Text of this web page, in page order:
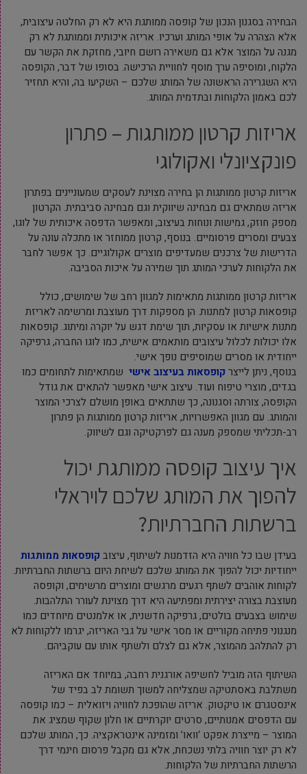
הבחירה בסגנון הנכון של קופסה ממותגת היא לא רק החלטה עיצובית,
אלא הצהרה על אופי המותג וערכיו. אריזה איכותית וממותגת לא רק
מגנה על המוצר אלא גם משאירה רושם חיובי, מחזקת את הקשר עם
הלקוח, ומוסיפה ערך מוסף לחוויית הרכישה. בסופו של דבר, הקופסה
היא השגרירה הראשונה של המותג שלכם – השקיעו בה, והיא תחזיר
לכם באמון הלקוחות ובתדמית המותג.
אריזות קרטון ממותגות – פתרון
פונקציונלי ואקולוגי
אריזות קרטון ממותגות הן בחירה מצוינת לעסקים שמעוניינים בפתרון
אריזה שמתאים גם מבחינה שיווקית וגם מבחינה סביבתית. הקרטון
מספק חוזק, גמישות ונוחות בעיצוב, ומאפשר הדפסה איכותית של לוגו,
צבעים ומסרים פרסומיים. בנוסף, קרטון ממוחזר או מתכלה עונה על
הדרישות של צרכנים שמעדיפים מוצרים אקולוגיים. כך אפשר לחבר
את הלקוחות לערכי המותג תוך שמירה על איכות הסביבה.
אריזות קרטון ממותגות מתאימות למגוון רחב של שימושים, כולל
קופסאות קרטון למתנות. הן מספקות דרך מעוצבת ומרשימה לאריזת
מתנות אישיות או עסקיות, תוך שימת דגש על יוקרה ומיתוג. קופסאות
אלו יכולות לכלול עיצובים מותאמים אישית, כמו לוגו החברה, גרפיקה
ייחודית או מסרים שמוסיפים נופך אישי.
בנוסף, ניתן לייצרקופסאות בעיצוב אישי שמתאימות לתחומים כמו
בגדים, מוצרי טיפוח ועוד. עיצוב אישי מאפשר להתאים את גודל
הקופסה, צורתה וסגנונה, כך שתתאים באופן מושלם לצרכי המוצר
והמותג. עם מגוון האפשרויות, אריזות קרטון ממותגות הן פתרון
רב-תכליתי שמספק מענה גם לפרקטיקה וגם לשיווק.
איך עיצוב קופסה ממותגת יכול
להפוך את המותג שלכם לויראלי
ברשתות החברתיות?
בעידן שבו כל חוויה היא הזדמנות לשיתוף, עיצובקופסאות ממותגות
ייחודיות יכול להפוך את המותג שלכם לשיחת היום ברשתות החברתיות.
לקוחות אוהבים לשתף רגעים מרגשים ומוצרים מרשימים, וקופסה
מעוצבת בצורה יצירתית ומפתיעה היא דרך מצוינת לעורר התלהבות.
שימוש בצבעים בולטים, גרפיקה חדשנית, או אלמנטים מיוחדים כמו
מנגנוני פתיחה מקוריים או מסר אישי על גבי האריזה, יגרמו ללקוחות לא
רק להתלהב מהמוצר, אלא גם לצלם ולשתף אותו עם עוקביהם.
השיתוף הזה מוביל לחשיפה אורגנית רחבה, במיוחד אם האריזה
משתלבת באסתטיקה שמצליחה למשוך תשומת לב בפיד של
אינסטגרם או טיקטוק. אריזה שהופכת לחוויה ויזואלית – כמו קופסה
עם הדפסים אמנותיים, סרטים יוקרתיים או חלון שקוף שמציג את
המוצר – מייצרת אפקט ‘וואו’ ומזמינה אינטראקציה. כך, המותג שלכם
לא רק יוצר חוויה בלתי נשכחת, אלא גם מקבל פרסום חינמי דרך
הרשתות החברתיות של הלקוחות.